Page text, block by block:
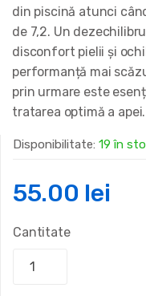
din piscină atunci
de 7,2. Un
disconfort pielii și
performanță mai
prin urmare este
tratarea optimă a apei.
Disponibilitate: 19 în
55.00 lei
Cantitate